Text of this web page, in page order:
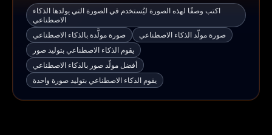
اكتب وصفًا لهذه الصورة ليُستخدم في الصورة التي يولدها الذكاء
الاصطناعي
صورة مولَّدة بالذكاء الاصطناعي
صورة مولّد الذكاء الاصطناعي
يقوم الذكاء الاصطناعي بتوليد صور
أفضل مولّد صور بالذكاء الاصطناعي
يقوم الذكاء الاصطناعي بتوليد صورة واحدة